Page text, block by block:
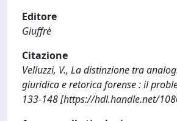
Editore
Giuffrè
Citazione
Velluzzi, V., La distinzione tra
giuridica e retorica forense : il
133-148 [https://hdl.handle.net/